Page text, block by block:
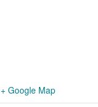
+ Google Map